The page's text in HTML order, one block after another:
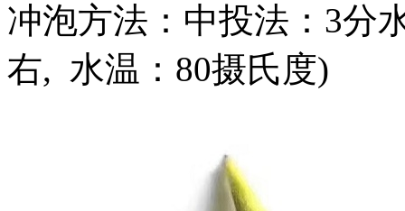
冲泡方法：中投法：3分
右, 水温：80摄氏度)